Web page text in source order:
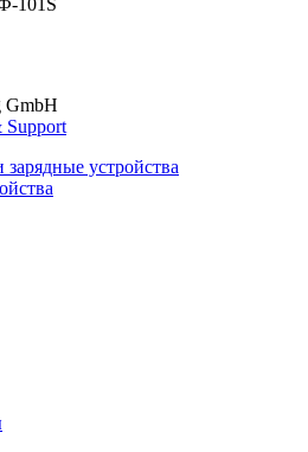
101S
GmbH
Support
устройства